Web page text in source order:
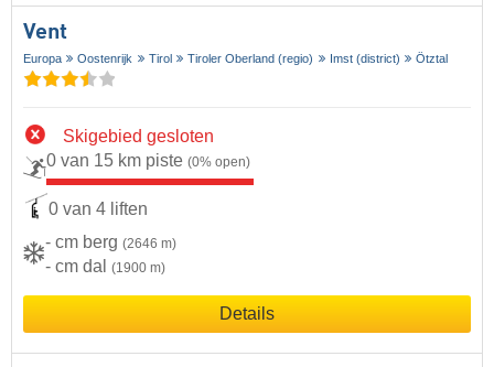
Vent
Europa Oostenrijk Tirol Tiroler Oberland (regio) Imst (district) Ötztal
Skigebied gesloten
0 van 15 km piste (0% open)
0 van 4 liften
- cm berg (2646 m)
- cm dal (1900 m)
Details